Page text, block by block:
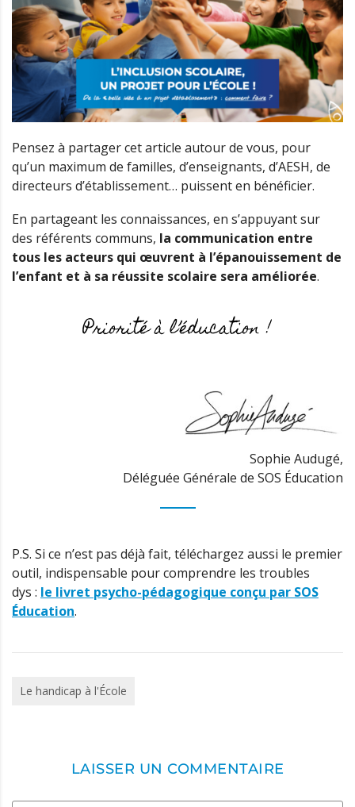
Pensez à partager cet article autour de vous, pour
qu’un maximum de familles, d’enseignants, d’AESH, de
directeurs d’établissement… puissent en bénéficier.
En partageant les connaissances, en s’appuyant sur
des référents communs, la communication entre
tous les acteurs qui œuvrent à l’épanouissement de
l’enfant et à sa réussite scolaire sera améliorée.
Priorité à l’éducation !
Sophie Audugé,
Déléguée Générale de SOS Éducation
P.S. Si ce n’est pas déjà fait, téléchargez aussi le premier
outil, indispensable pour comprendre les troubles
dys : le livret psycho-pédagogique conçu par SOS
Éducation.
Le handicap à l'École
LAISSER UN COMMENTAIRE